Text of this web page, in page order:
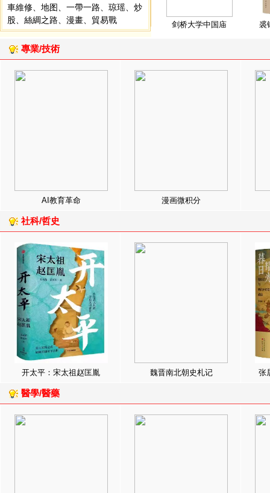
車維修
地图 一帶一路 琼瑶
炒
股
絲綢之路 漫畫 貿易戰 剑桥大学中国庙 裘
專業/技術
AI教育革命 漫画微积分
社科/哲史
开太平：宋太祖赵匡胤 魏晋南北朝史札记 张
醫學/醫藥